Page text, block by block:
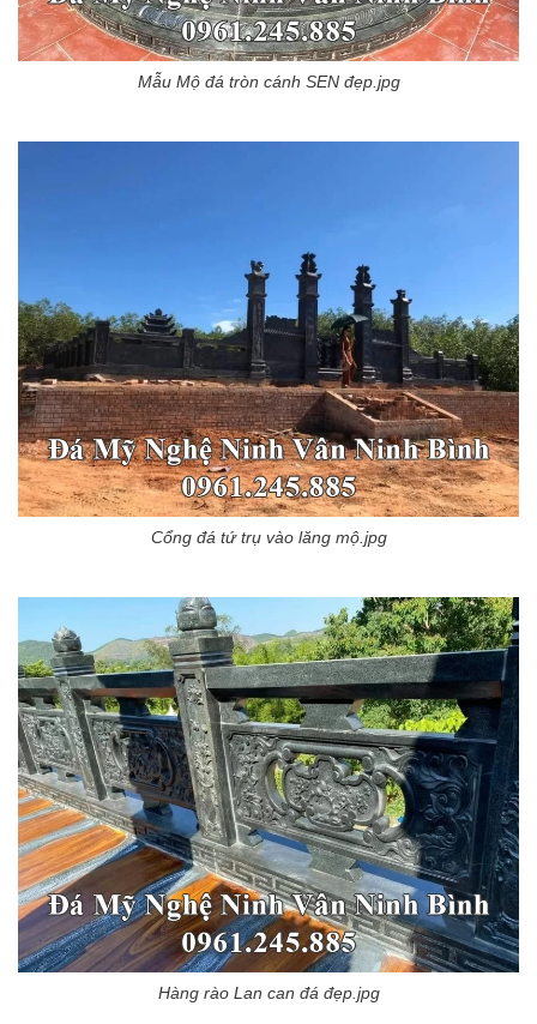
Mẫu Mộ đá tròn cánh SEN đẹp.jpg
Cổng đá tứ trụ vào lăng mộ.jpg
Hàng rào Lan can đá đẹp.jpg